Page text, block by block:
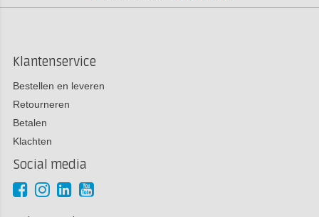
Klantenservice
Bestellen en leveren
Retourneren
Betalen
Klachten
Social media